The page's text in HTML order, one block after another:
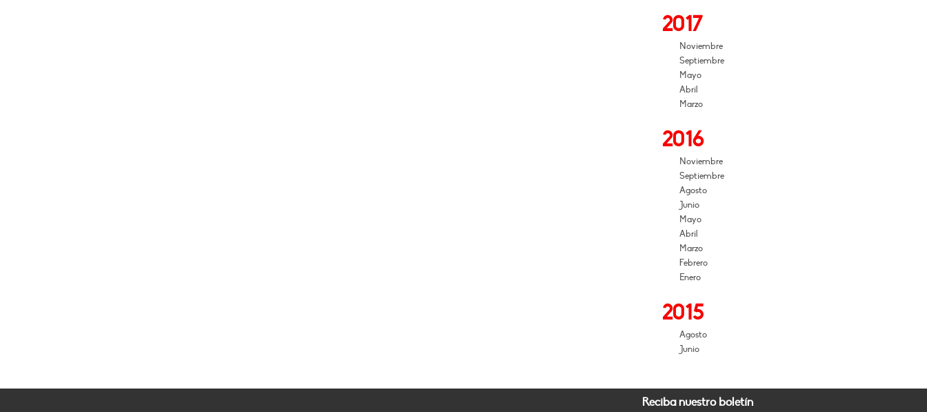
2017
Noviembre
Septiembre
Mayo
Abril
Marzo
2016
Noviembre
Septiembre
Agosto
Junio
Mayo
Abril
Marzo
Febrero
Enero
2015
Agosto
Junio
Reciba nuestro boletín